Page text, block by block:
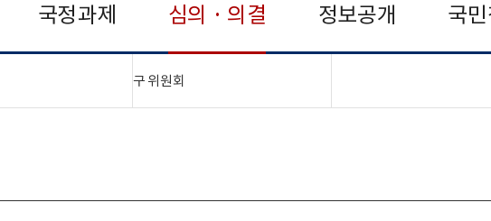
국정과제 심의 · 의결 정보공개 국
구 위원회